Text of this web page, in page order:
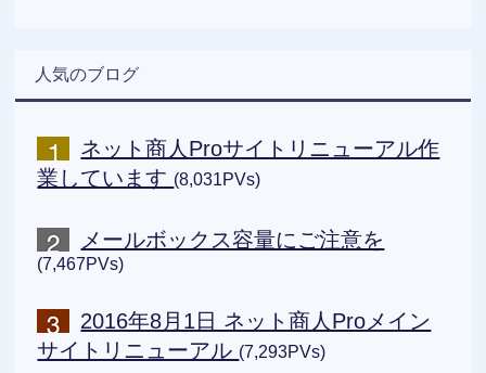
人気のブログ
ネット商人Proサイトリニューアル作
業しています (8,031PVs)
メールボックス容量にご注意を
(7,467PVs)
2016年8月1日 ネット商人Proメイン
サイトリニューアル (7,293PVs)